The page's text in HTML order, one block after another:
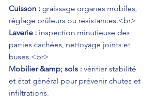
Cuisson : graissage organes mobiles,
Laverie : inspection minutieuse des
parties cachées, nettoyage joints et
Mobilier &amp; sols : vérifier stabilité
et état général pour prévenir chutes et
infiltrations.